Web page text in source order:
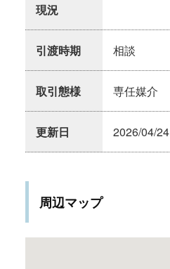
現況
引渡時期 相談
取引態様 専任媒介
更新日 2026/04/24
周辺マップ